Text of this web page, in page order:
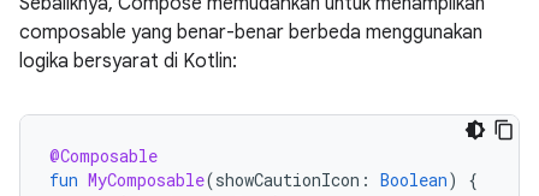
composable yang benar-benar berbeda menggunakan
logika bersyarat di Kotlin:
@Composable
fun MyComposable(showCautionIcon : Boolean)
{